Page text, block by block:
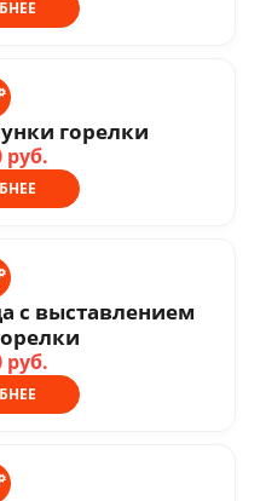
горелки
руб.
с выставлением
руб.